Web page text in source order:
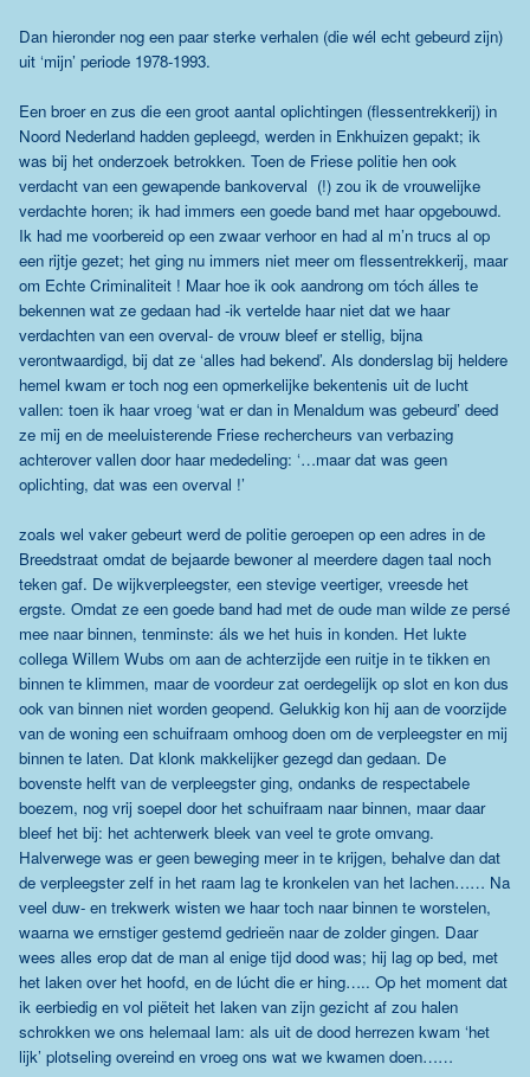
Dan hieronder nog een paar sterke verhalen (die wél echt gebeurd zijn)
uit ‘mijn’ periode 1978-1993.
Een broer en zus die een groot aantal oplichtingen (flessentrekkerij) in
Noord Nederland hadden gepleegd, werden in Enkhuizen gepakt; ik
was bij het onderzoek betrokken. Toen de Friese politie hen ook
verdacht van een gewapende bankoverval (!) zou ik de vrouwelijke
verdachte horen; ik had immers een goede band met haar opgebouwd.
Ik had me voorbereid op een zwaar verhoor en had al m’n trucs al op
een rijtje gezet; het ging nu immers niet meer om flessentrekkerij, maar
om Echte Criminaliteit ! Maar hoe ik ook aandrong om tóch álles te
bekennen wat ze gedaan had -ik vertelde haar niet dat we haar
verdachten van een overval- de vrouw bleef er stellig, bijna
verontwaardigd, bij dat ze ‘alles had bekend’. Als donderslag bij heldere
hemel kwam er toch nog een opmerkelijke bekentenis uit de lucht
vallen: toen ik haar vroeg ‘wat er dan in Menaldum was gebeurd’ deed
ze mij en de meeluisterende Friese rechercheurs van verbazing
achterover vallen door haar mededeling: ‘…maar dat was geen
oplichting, dat was een overval !’
zoals wel vaker gebeurt werd de politie geroepen op een adres in de
Breedstraat omdat de bejaarde bewoner al meerdere dagen taal noch
teken gaf. De wijkverpleegster, een stevige veertiger, vreesde het
ergste. Omdat ze een goede band had met de oude man wilde ze persé
mee naar binnen, tenminste: áls we het huis in konden. Het lukte
collega Willem Wubs om aan de achterzijde een ruitje in te tikken en
binnen te klimmen, maar de voordeur zat oerdegelijk op slot en kon dus
ook van binnen niet worden geopend. Gelukkig kon hij aan de voorzijde
van de woning een schuifraam omhoog doen om de verpleegster en mij
binnen te laten. Dat klonk makkelijker gezegd dan gedaan. De
bovenste helft van de verpleegster ging, ondanks de respectabele
boezem, nog vrij soepel door het schuifraam naar binnen, maar daar
bleef het bij: het achterwerk bleek van veel te grote omvang.
Halverwege was er geen beweging meer in te krijgen, behalve dan dat
de verpleegster zelf in het raam lag te kronkelen van het lachen…… Na
veel duw- en trekwerk wisten we haar toch naar binnen te worstelen,
waarna we ernstiger gestemd gedrieën naar de zolder gingen. Daar
wees alles erop dat de man al enige tijd dood was; hij lag op bed, met
het laken over het hoofd, en de lúcht die er hing….. Op het moment dat
ik eerbiedig en vol piëteit het laken van zijn gezicht af zou halen
schrokken we ons helemaal lam: als uit de dood herrezen kwam ‘het
lijk’ plotseling overeind en vroeg ons wat we kwamen doen……